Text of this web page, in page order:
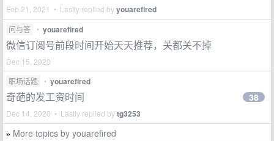
Feb 21, 2021 • Lastly replied byyouarefired
问与答 • youarefired
微信订阅号前段时间开始天天推荐，关都关不掉
Dec 15, 2020
职场话题
• youarefired
奇葩的发工资时间
Dec 14, 2020 • Lastly replied bytg3253
38
» More topics by youarefired